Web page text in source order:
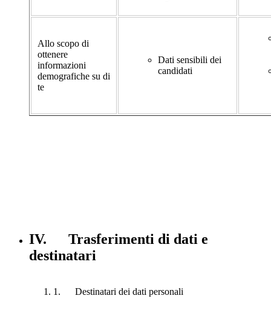
Allo scopo di
ottenere
informazioni
demografiche su di
te
Dati sensibili dei
candidati
IV. Trasferimenti di dati e
destinatari
1. Destinatari dei dati personali